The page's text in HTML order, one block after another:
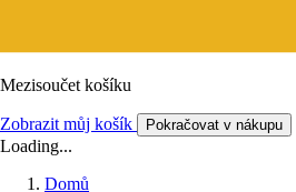
Mezisoučet košíku
Zobrazit můj košík Pokračovat v nákupu
Loading...
Domů